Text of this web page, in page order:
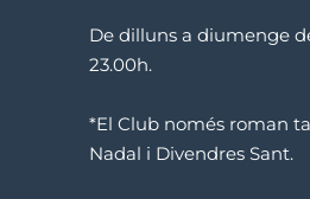
De dilluns a diumenge
23.00h.
*El Club només roman
Nadal i Divendres Sant.